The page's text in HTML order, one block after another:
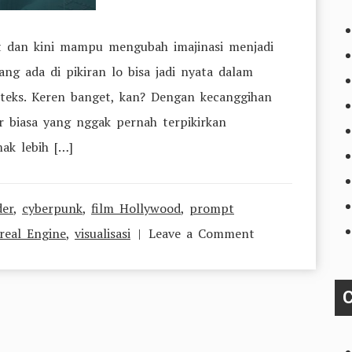
kini mampu mengubah imajinasi menjadi
ada di pikiran lo bisa jadi nyata dalam
Keren banget, kan? Dengan kecanggihan
yang nggak pernah terpikirkan
lebih […]
, cyberpunk, film Hollywood, prompt
Engine, visualisasi Leave a Comment